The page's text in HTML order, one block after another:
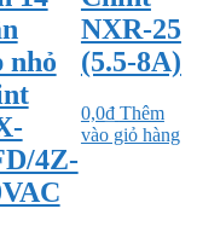
nhỏ
4Z-
NXR-25
(5.5-8A)
0,0₫ Thêm
vào giỏ hàng